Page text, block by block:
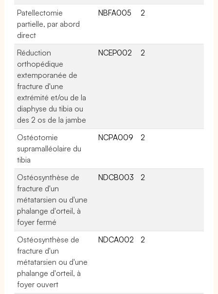
Patellectomie
partielle, par abord
direct
NBFA005 2
Réduction
orthopédique
extemporanée de
fracture d'une
extrémité et/ou de la
diaphyse du tibia ou
des 2 os de la jambe
NCEP002 2
Ostéotomie
supramalléolaire du
tibia
NCPA009 2
Ostéosynthèse de
fracture d'un
métatarsien ou d'une
phalange d'orteil, à
foyer fermé
NDCB003 2
Ostéosynthèse de
fracture d'un
métatarsien ou d'une
phalange d'orteil, à
foyer ouvert
NDCA002 2